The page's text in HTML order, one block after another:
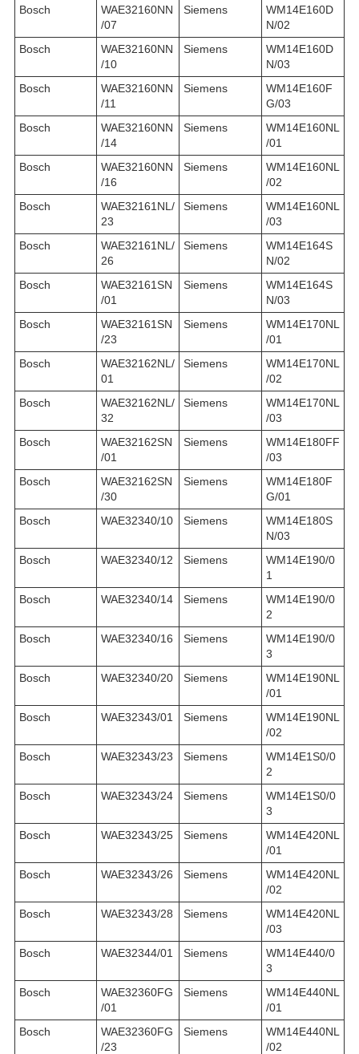
Bosch
WAE32160NN
/07
Siemens
WM14E160D
N/02
Bosch
WAE32160NN
/10
Siemens
WM14E160D
N/03
Bosch
WAE32160NN
/11
Siemens
WM14E160F
G/03
Bosch
WAE32160NN
/14
Siemens
WM14E160NL
/01
Bosch
WAE32160NN
/16
Siemens
WM14E160NL
/02
Bosch
WAE32161NL/
23
Siemens
WM14E160NL
/03
Bosch
WAE32161NL/
26
Siemens
WM14E164S
N/02
Bosch
WAE32161SN
/01
Siemens
WM14E164S
N/03
Bosch
WAE32161SN
/23
Siemens
WM14E170NL
/01
Bosch
WAE32162NL/
01
Siemens
WM14E170NL
/02
Bosch
WAE32162NL/
32
Siemens
WM14E170NL
/03
Bosch
WAE32162SN
/01
Siemens
WM14E180FF
/03
Bosch
WAE32162SN
/30
Siemens
WM14E180F
G/01
Bosch
WAE32340/10 Siemens
WM14E180S
N/03
Bosch
WAE32340/12 Siemens
WM14E190/0
1
Bosch
WAE32340/14 Siemens
WM14E190/0
2
Bosch
WAE32340/16 Siemens
WM14E190/0
3
Bosch
WAE32340/20 Siemens
WM14E190NL
/01
Bosch
WAE32343/01 Siemens
WM14E190NL
/02
Bosch
WAE32343/23 Siemens
WM14E1S0/0
2
Bosch
WAE32343/24 Siemens
WM14E1S0/0
3
Bosch
WAE32343/25 Siemens
WM14E420NL
/01
Bosch
WAE32343/26 Siemens
WM14E420NL
/02
Bosch
WAE32343/28 Siemens
WM14E420NL
/03
Bosch
WAE32344/01 Siemens
WM14E440/0
3
Bosch
WAE32360FG
/01
Siemens
WM14E440NL
/01
Bosch
WAE32360FG
/23
Siemens
WM14E440NL
/02